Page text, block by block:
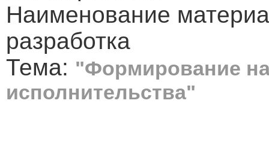
Наименование
разработка
Тема: "Формирование
исполнительства"